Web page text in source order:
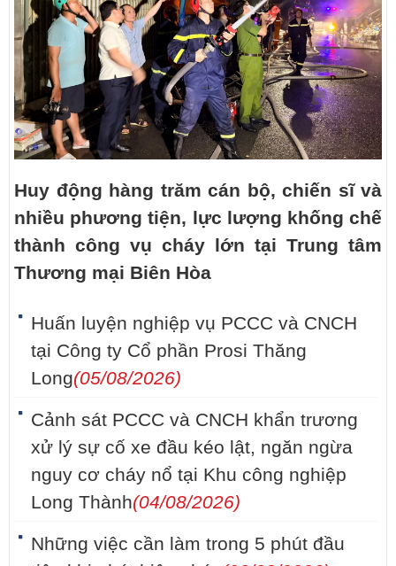
Huy động hàng trăm cán bộ, chiến sĩ và
nhiều phương tiện, lực lượng khống chế
thành công vụ cháy lớn tại Trung tâm
Thương mại Biên Hòa
Huấn luyện nghiệp vụ PCCC và CNCH
tại Công ty Cổ phần Prosi Thăng
Long(05/08/2026)
Cảnh sát PCCC và CNCH khẩn trương
xử lý sự cố xe đầu kéo lật, ngăn ngừa
nguy cơ cháy nổ tại Khu công nghiệp
Long Thành(04/08/2026)
Những việc cần làm trong 5 phút đầu